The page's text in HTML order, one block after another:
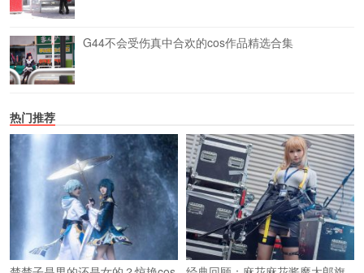
G44不会受伤真中合欢的cos作品精选合集
热门推荐